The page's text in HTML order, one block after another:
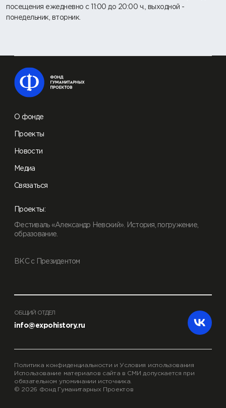
посещения ежедневно с 11:00 до 20:00 ч., выходной -
понедельник, вторник.
О фонде
Проекты
Новости
Медиа
Связаться
Проекты:
Фестиваль «Александр Невский». История, погружение,
образование.
ВКС с Президентом
ОБЩИЙ ОТДЕЛ
info@expohistory.ru
Политика конфиденциальности и Условия использования
Использование материалов сайта в СМИ допускается при
обязательном упоминании источника.
© 2026 Фонд Гуманитарных Проектов